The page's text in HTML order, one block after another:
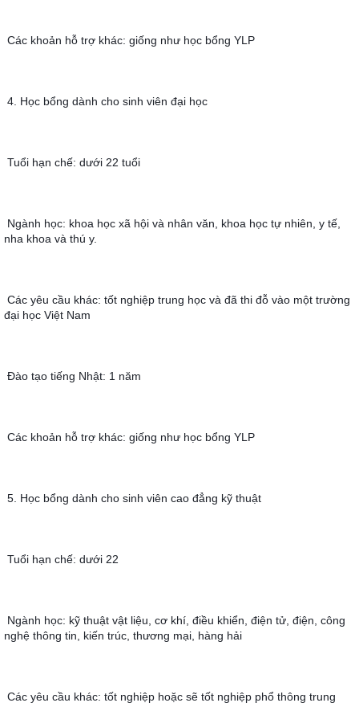
Các khoản hỗ trợ khác: giống như học bổng YLP
4. Học bổng dành cho sinh viên đại học
Tuổi hạn chế: dưới 22 tuổi
Ngành học: khoa học xã hội và nhân văn, khoa học tự nhiên, y tế,
nha khoa và thú y.
Các yêu cầu khác: tốt nghiệp trung học và đã thi đỗ vào một trường
đại học Việt Nam
Đào tạo tiếng Nhật: 1 năm
Các khoản hỗ trợ khác: giống như học bổng YLP
5. Học bổng dành cho sinh viên cao đẳng kỹ thuật
Tuổi hạn chế: dưới 22
Ngành học: kỹ thuật vật liệu, cơ khí, điều khiển, điện tử, điện, công
nghệ thông tin, kiến trúc, thương mại, hàng hải
Các yêu cầu khác: tốt nghiệp hoặc sẽ tốt nghiệp phổ thông trung